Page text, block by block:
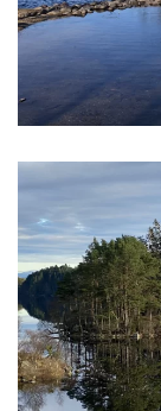
bruke
Ute på
åpen
denne